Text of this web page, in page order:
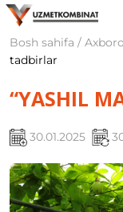
Bosh sahifa /
tadbirlar
“YASHIL
30.01.2025